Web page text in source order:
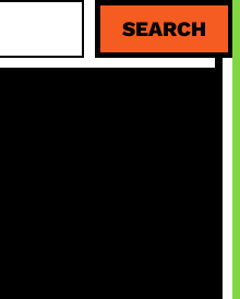
SEARCH